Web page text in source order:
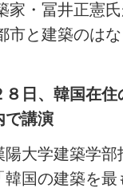
家・冨井正憲
市と建築のは
８日、韓国在
で講演
大学建築学部
韓国の建築を